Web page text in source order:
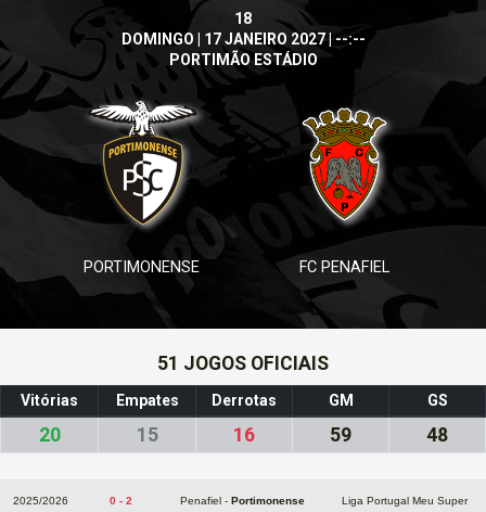
18
DOMINGO | 17 JANEIRO 2027 | --:--
PORTIMÃO ESTÁDIO
PORTIMONENSE FC PENAFIEL
51 JOGOS OFICIAIS
Vitórias Empates Derrotas GM GS
20 15 16 59 48
2025/2026 0 - 2 Penafiel - Portimonense Liga Portugal Meu Super